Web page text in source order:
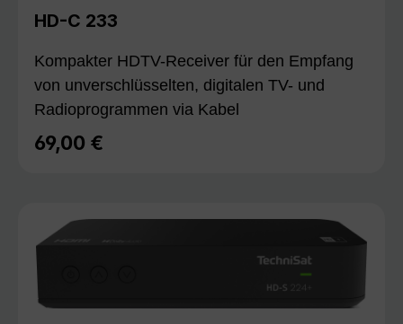
HD-C 233
Kompakter HDTV-Receiver für den Empfang
von unverschlüsselten, digitalen TV- und
Radioprogrammen via Kabel
Regulärer Preis:
69,00 €